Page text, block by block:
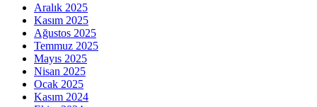
Aralık 2025
Kasım 2025
Ağustos 2025
Temmuz 2025
Mayıs 2025
Nisan 2025
Ocak 2025
Kasım 2024